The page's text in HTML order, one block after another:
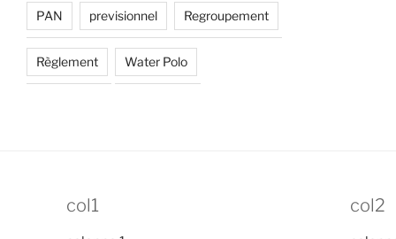
PAN previsionnel Regroupement
Règlement Water Polo
col1 col2